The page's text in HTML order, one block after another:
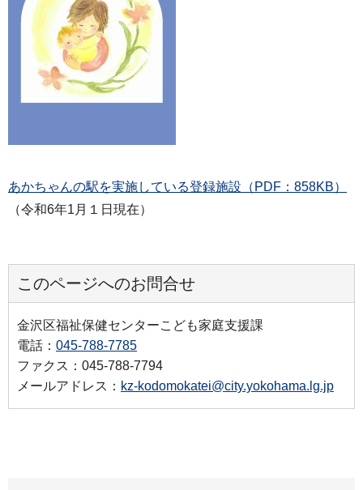
あかちゃんの駅を実施している登録施設（PDF：858KB）
（令和6年1月１日現在）
このページへのお問合せ
金沢区福祉保健センターこども家庭支援課
電話： 045-788-7785
ファクス：045-788-7794
メールアドレス： kz-kodomokatei@city.yokohama.lg.jp